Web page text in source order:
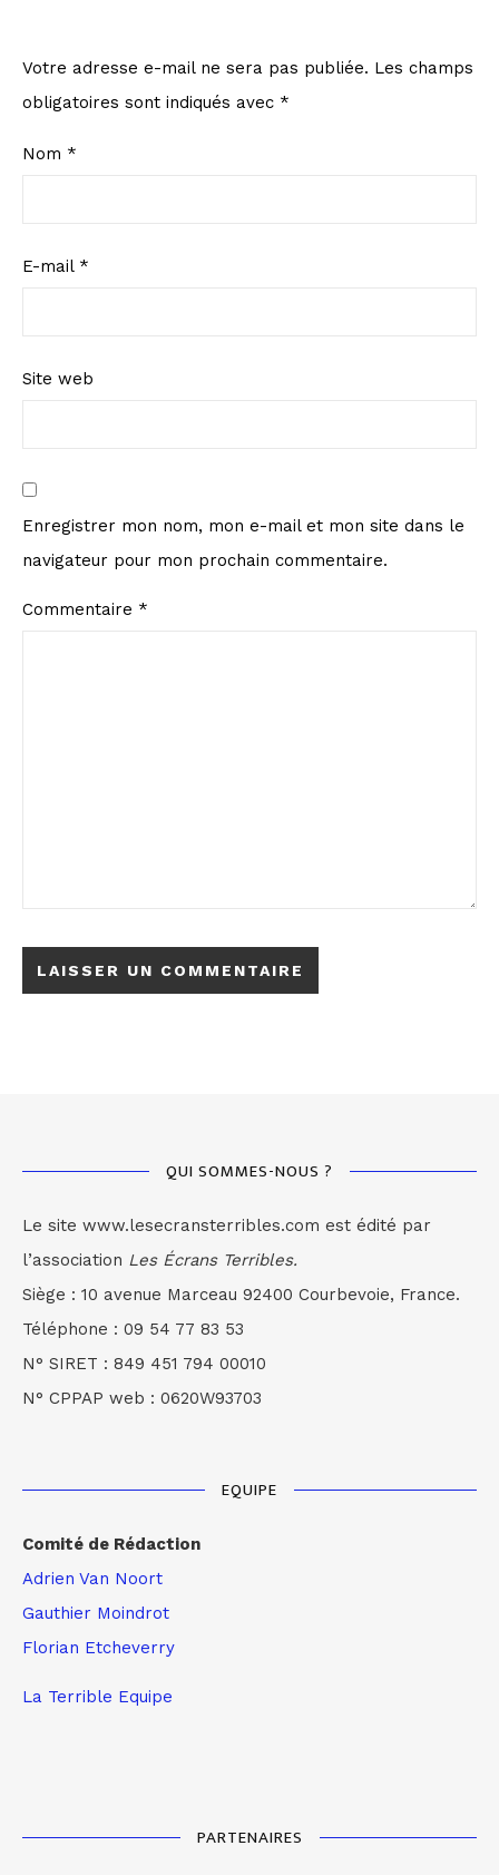
Votre adresse e-mail ne sera pas publiée. Les champs
obligatoires sont indiqués avec *
Nom *
E-mail *
Site web
Enregistrer mon nom, mon e-mail et mon site dans le
navigateur pour mon prochain commentaire.
Commentaire *
QUI SOMMES-NOUS ?
Le site www.lesecransterribles.com est édité par
l’association Les Écrans Terribles.
Siège : 10 avenue Marceau 92400 Courbevoie, France.
Téléphone : 09 54 77 83 53
N° SIRET : 849 451 794 00010
N° CPPAP web : 0620W93703
EQUIPE
Comité de Rédaction
Adrien Van Noort
Gauthier Moindrot
Florian Etcheverry
La Terrible Equipe
PARTENAIRES